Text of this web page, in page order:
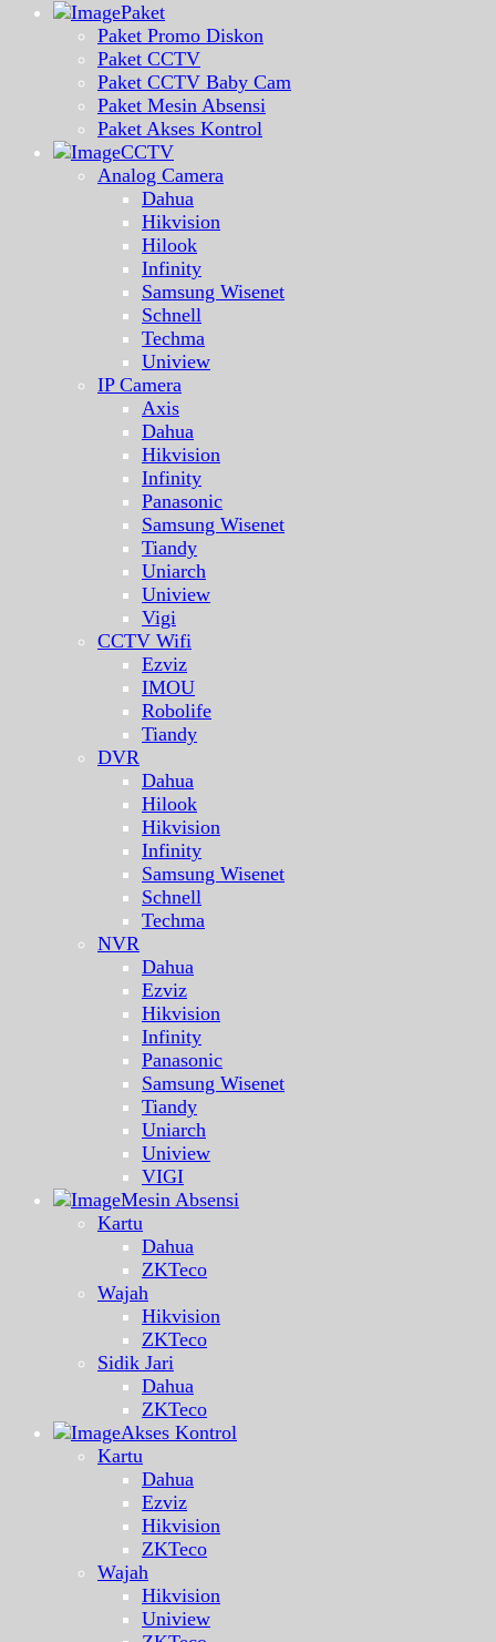
Paket
Paket Promo Diskon
Paket CCTV
Paket CCTV Baby Cam
Paket Mesin Absensi
Paket Akses Kontrol
CCTV
Analog Camera
Dahua
Hikvision
Hilook
Infinity
Samsung Wisenet
Schnell
Techma
Uniview
IP Camera
Axis
Dahua
Hikvision
Infinity
Panasonic
Samsung Wisenet
Tiandy
Uniarch
Uniview
Vigi
CCTV Wifi
Ezviz
IMOU
Robolife
Tiandy
DVR
Dahua
Hilook
Hikvision
Infinity
Samsung Wisenet
Schnell
Techma
NVR
Dahua
Ezviz
Hikvision
Infinity
Panasonic
Samsung Wisenet
Tiandy
Uniarch
Uniview
VIGI
Mesin Absensi
Kartu
Dahua
ZKTeco
Wajah
Hikvision
ZKTeco
Sidik Jari
Dahua
ZKTeco
Akses Kontrol
Kartu
Dahua
Ezviz
Hikvision
ZKTeco
Wajah
Hikvision
Uniview